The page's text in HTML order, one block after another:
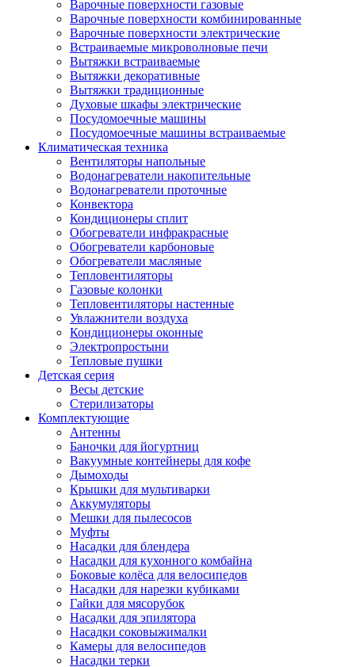
Варочные поверхности газовые
Варочные поверхности комбинированные
Варочные поверхности электрические
Встраиваемые микроволновые печи
Вытяжки встраиваемые
Вытяжки декоративные
Вытяжки традиционные
Духовые шкафы электрические
Посудомоечные машины
Посудомоечные машины встраиваемые
Климатическая техника
Вентиляторы напольные
Водонагреватели накопительные
Водонагреватели проточные
Конвектора
Кондиционеры сплит
Обогреватели инфракрасные
Обогреватели карбоновые
Обогреватели масляные
Тепловентиляторы
Газовые колонки
Тепловентиляторы настенные
Увлажнители воздуха
Кондиционеры оконные
Электропростыни
Тепловые пушки
Детская серия
Весы детские
Стерилизаторы
Комплектующие
Антенны
Баночки для йогуртниц
Вакуумные контейнеры для кофе
Дымоходы
Крышки для мультиварки
Аккумуляторы
Мешки для пылесосов
Муфты
Насадки для блендера
Насадки для кухонного комбайна
Боковые колёса для велосипедов
Насадки для нарезки кубиками
Гайки для мясорубок
Насадки для эпилятора
Насадки соковыжималки
Камеры для велосипедов
Насадки терки